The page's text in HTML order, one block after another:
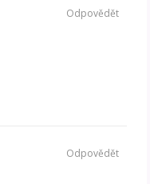
Odpovědět
Odpovědět